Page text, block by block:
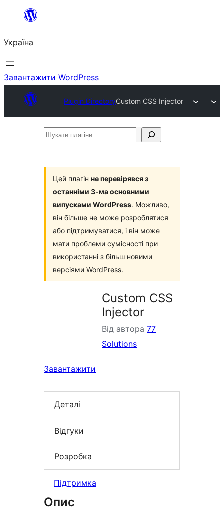
Перейти
вмісту
Україна
Завантажити WordPress
Plugin DirectoryCustom CSS Injector
Шукати
Цей плагін не перевірявся з
останніми 3-ма основними
випусками WordPress. Можливо,
він більше не може розроблятися
або підтримуватися, і він може
мати проблеми сумісності при
використанні з більш новими
версіями WordPress.
Custom CSS
Injector
Від автора 77
Solutions
Завантажити
Деталі
Відгуки
Розробка
Підтримка
Опис